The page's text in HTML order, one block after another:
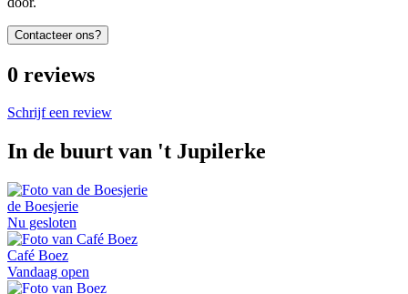
Contacteer ons?
0 reviews
Schrijf een review
In de buurt van 't Jupilerke
de Boesjerie
Nu gesloten
Café Boez
Vandaag open